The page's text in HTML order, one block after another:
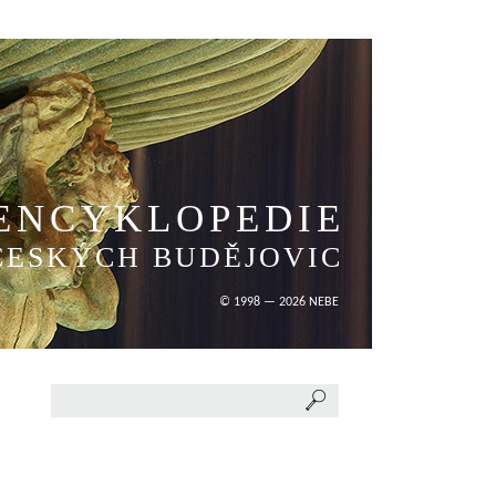
BUDĚJOVIC
© 1998 — 2026 NEBE